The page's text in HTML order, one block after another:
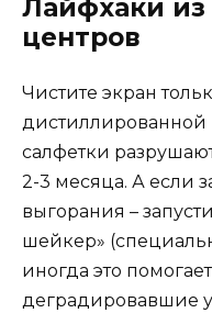
Лайфхаки
центров
Чистите экран
дистиллированной
салфетки
2-3 месяца. А если
выгорания –
шейкер»
иногда это
деградировавшие